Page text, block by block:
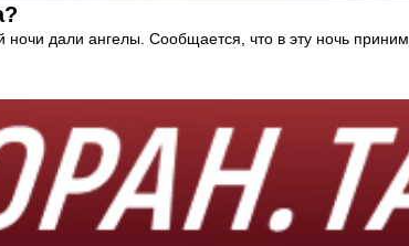
дали ангелы. Сообщается, что в эту ночь